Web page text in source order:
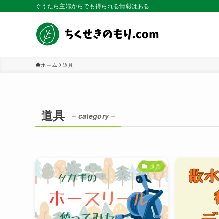
ぐうたら主婦からでも得られる情報はある
ホーム 道具
道具 – category –
道具